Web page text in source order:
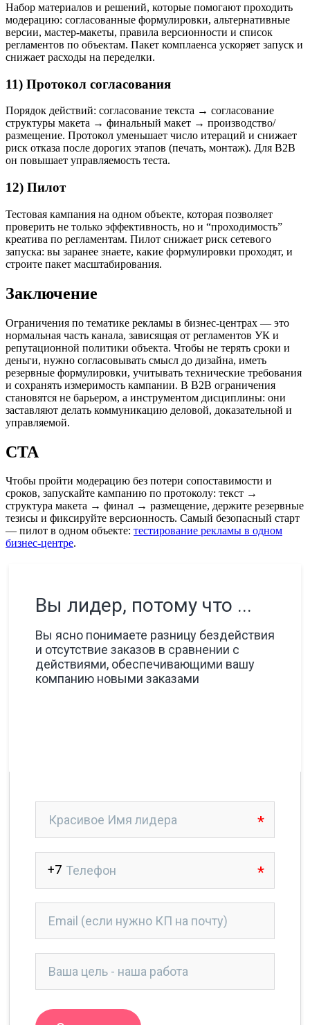
Набор материалов и решений, которые помогают проходить
модерацию: согласованные формулировки, альтернативные
версии, мастер-макеты, правила версионности и список
регламентов по объектам. Пакет комплаенса ускоряет запуск и
снижает расходы на переделки.
11) Протокол согласования
Порядок действий: согласование текста → согласование
структуры макета → финальный макет → производство/
размещение. Протокол уменьшает число итераций и снижает
риск отказа после дорогих этапов (печать, монтаж). Для B2B
он повышает управляемость теста.
12) Пилот
Тестовая кампания на одном объекте, которая позволяет
проверить не только эффективность, но и “проходимость”
креатива по регламентам. Пилот снижает риск сетевого
запуска: вы заранее знаете, какие формулировки проходят, и
строите пакет масштабирования.
Заключение
Ограничения по тематике рекламы в бизнес-центрах — это
нормальная часть канала, зависящая от регламентов УК и
репутационной политики объекта. Чтобы не терять сроки и
деньги, нужно согласовывать смысл до дизайна, иметь
резервные формулировки, учитывать технические требования
и сохранять измеримость кампании. В B2B ограничения
становятся не барьером, а инструментом дисциплины: они
заставляют делать коммуникацию деловой, доказательной и
управляемой.
CTA
Чтобы пройти модерацию без потери сопоставимости и
сроков, запускайте кампанию по протоколу: текст →
структура макета → финал → размещение, держите резервные
тезисы и фиксируйте версионность. Самый безопасный старт
— пилот в одном объекте: тестирование рекламы в одном
бизнес-центре.